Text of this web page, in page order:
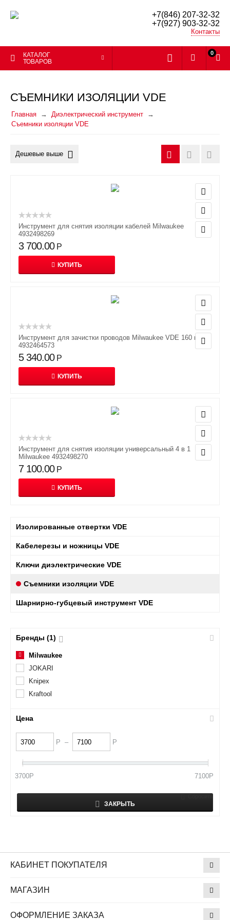
+7(846) 207-32-32
+7(927) 903-32-32
Контакты
КАТАЛОГ
ТОВАРОВ
0
СЪЕМНИКИ ИЗОЛЯЦИИ VDE
Главная
Диэлектрический инструмент
Съемники изоляции VDE
Дешевые выше
Инструмент для снятия изоляции кабелей Milwaukee
4932498269
3 700.00 Р
КУПИТЬ
Инструмент для зачистки проводов Milwaukee VDE 160 мм
4932464573
5 340.00 Р
КУПИТЬ
Инструмент для снятия изоляции универсальный 4 в 1
Milwaukee 4932498270
7 100.00 Р
КУПИТЬ
Изолированные отвертки VDE
Кабелерезы и ножницы VDE
Ключи диэлектрические VDE
Съемники изоляции VDE
Шарнирно-губцевый инструмент VDE
Бренды (1)
Milwaukee
JOKARI
Knipex
Kraftool
Цена
Р – Р
3700Р 7100Р
Сбросить
ЗАКРЫТЬ
КАБИНЕТ ПОКУПАТЕЛЯ
МАГАЗИН
ОФОРМЛЕНИЕ ЗАКАЗА